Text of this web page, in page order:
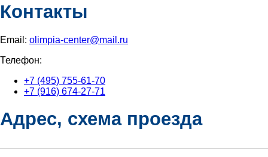
Контакты
Email: olimpia-center@mail.ru
Телефон:
+7 (495) 755-61-70
+7 (916) 674-27-71
Адрес, схема проезда